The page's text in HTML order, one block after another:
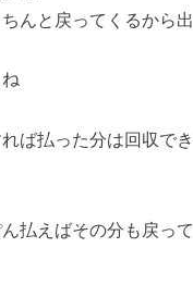
んと戻ってくるから
ば払った分は回収で
払えばその分も戻っ